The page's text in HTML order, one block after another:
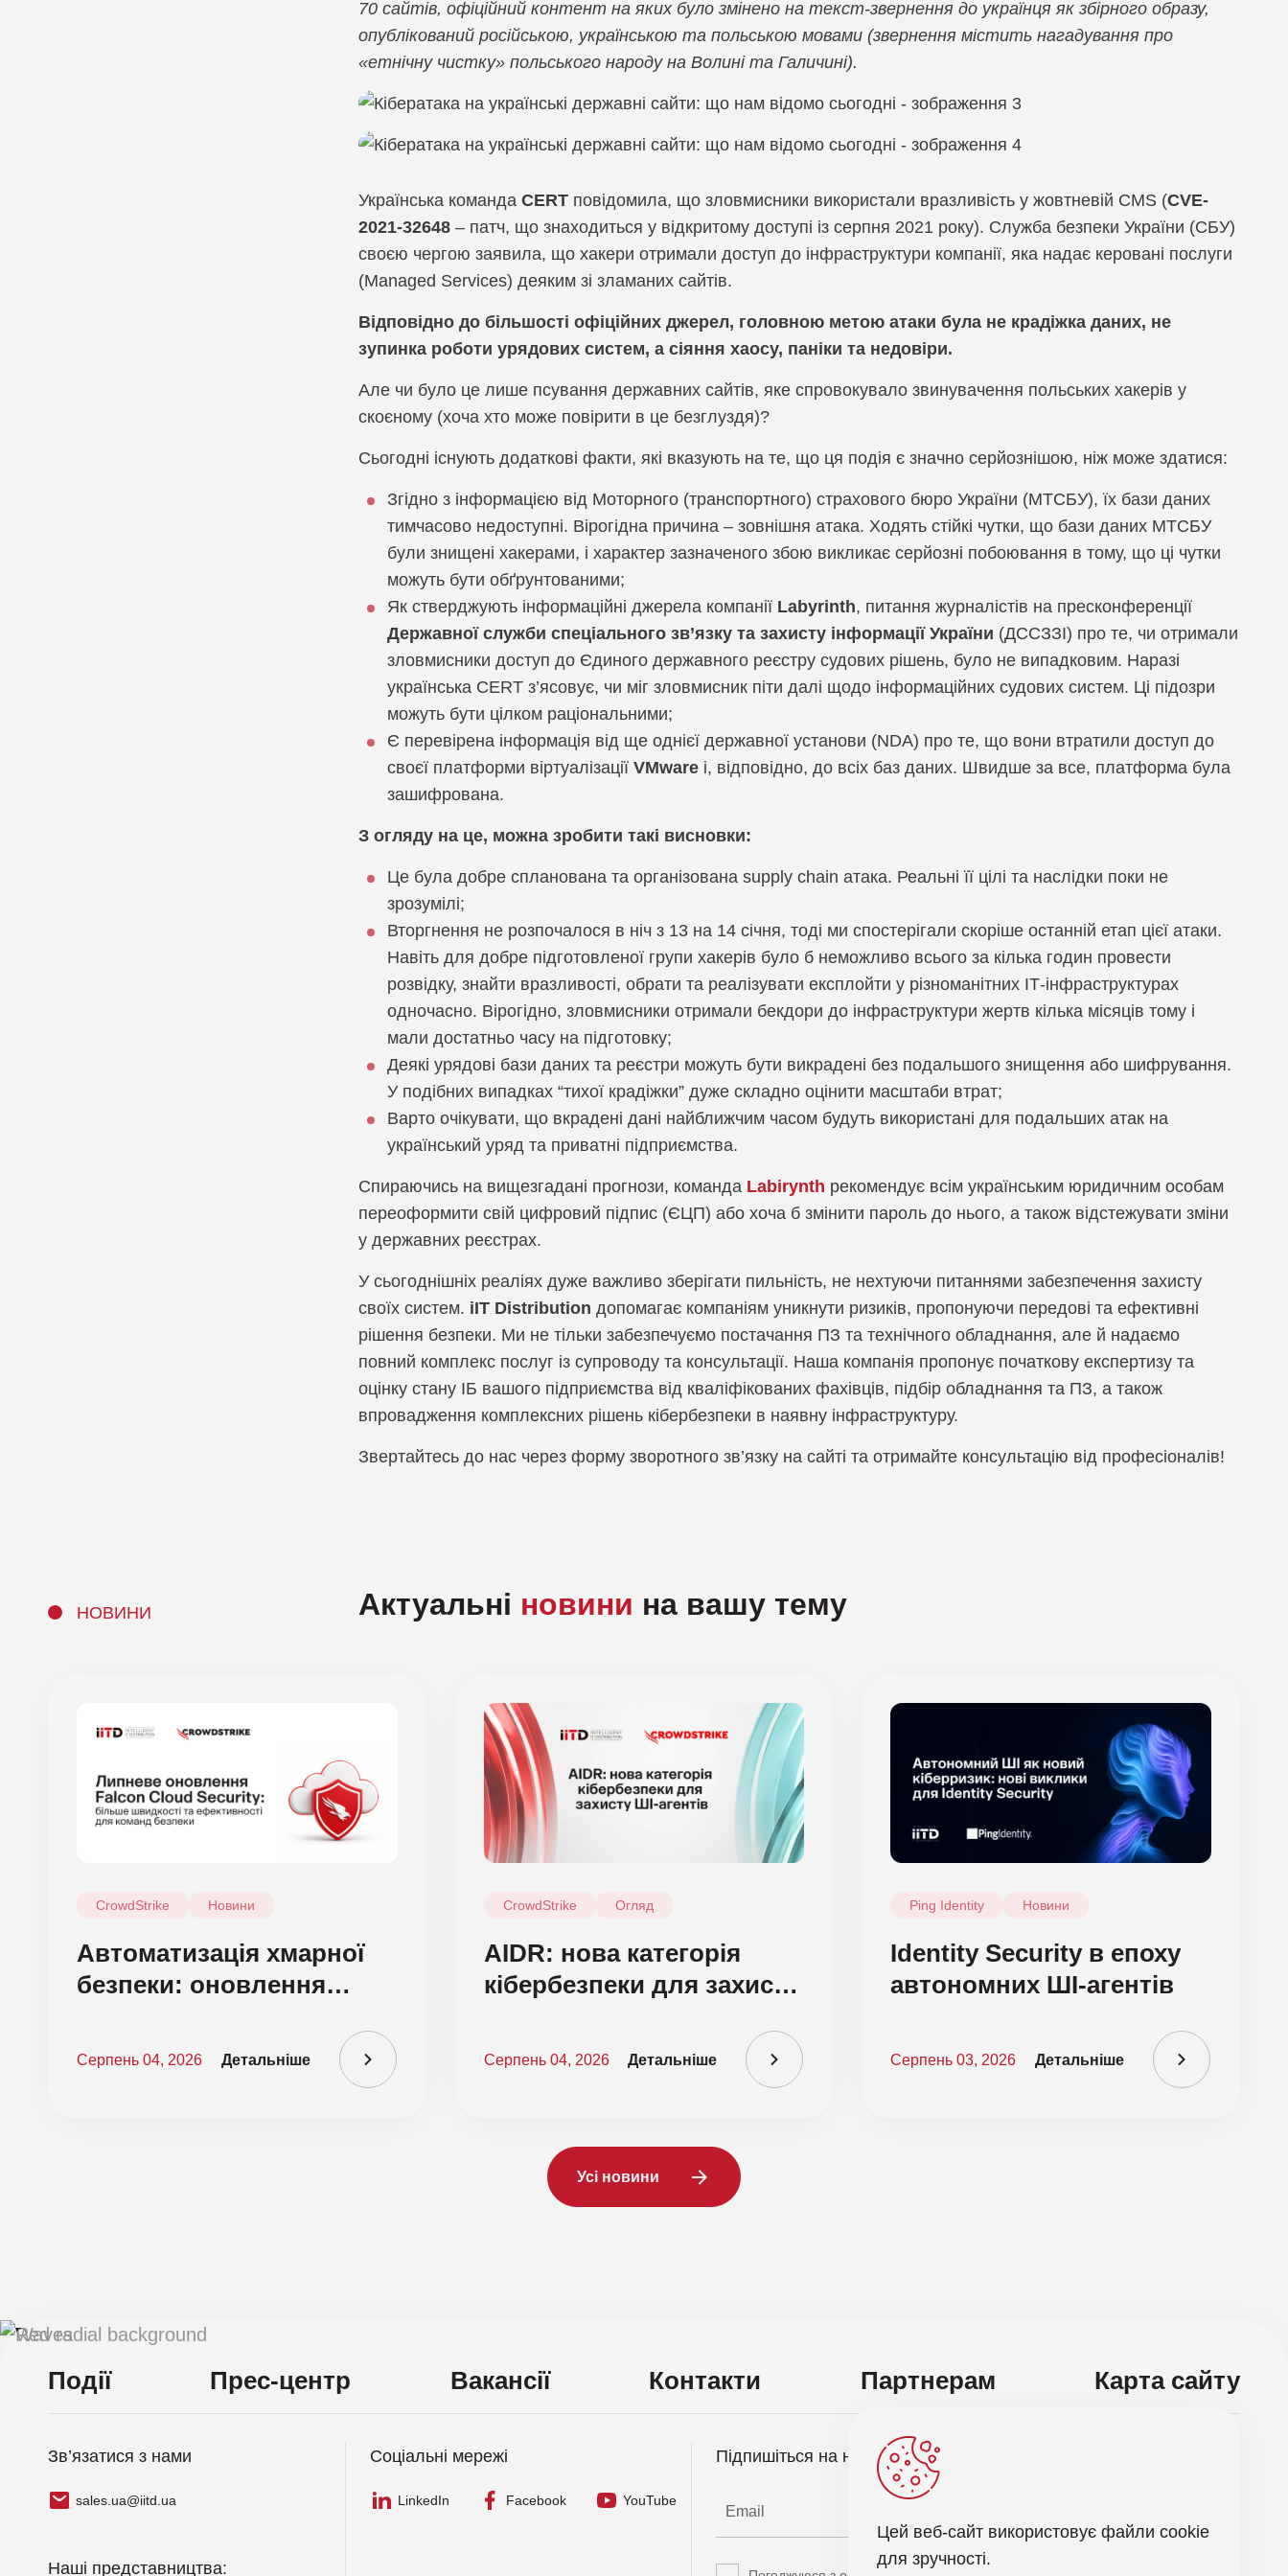
SOAR, Оркестрація, автоматизація і реагування SPM, Управління політиками безпеки
UEBA, Аналіз поведінки користувачів та суб’єктів UEM, Уніфіковане управління кінцевими пристроями
ZTNA, Доступ до мережі з нульовою довірою Видимість мережі
Захист мобільних пристроїв Зашифрований обмін миттєвими повідомленнями
Шифрування та захист баз даних
Компанія CrowdStrike
Компанія Cyber Unit Technologies
Компанія GTB technologies
Компанія Protectimus
Компанія Spin.AI
Компанія Sycope
Компанія Threema
Компанія Vectra AI
Компанія WALLIX
Компанія ZeroFox
70 сайтів, офіційний контент на яких було змінено на текст-звернення до українця як збірного образу,
опублікований російською, українською та польською мовами (звернення містить нагадування про
«етнічну чистку» польського народу на Волині та Галичині).
Українська команда CERT повідомила, що зловмисники використали вразливість у жовтневій CMS (CVE-
2021-32648 – патч, що знаходиться у відкритому доступі із серпня 2021 року). Служба безпеки України (СБУ)
своєю чергою заявила, що хакери отримали доступ до інфраструктури компанії, яка надає керовані послуги
(Managed Services) деяким зі зламаних сайтів.
Відповідно до більшості офіційних джерел, головною метою атаки була не крадіжка даних, не
зупинка роботи урядових систем, а сіяння хаосу, паніки та недовіри.
Але чи було це лише псування державних сайтів, яке спровокувало звинувачення польських хакерів у
скоєному (хоча хто може повірити в це безглуздя)?
Сьогодні існують додаткові факти, які вказують на те, що ця подія є значно серйознішою, ніж може здатися:
Згідно з інформацією від Моторного (транспортного) страхового бюро України (МТСБУ), їх бази даних
тимчасово недоступні. Вірогідна причина – зовнішня атака. Ходять стійкі чутки, що бази даних МТСБУ
були знищені хакерами, і характер зазначеного збою викликає серйозні побоювання в тому, що ці чутки
можуть бути обґрунтованими;
Як стверджують інформаційні джерела компанії Labyrinth, питання журналістів на пресконференції
Державної служби спеціального зв’язку та захисту інформації України (ДССЗЗІ) про те, чи отримали
зловмисники доступ до Єдиного державного реєстру судових рішень, було не випадковим. Наразі
українська CERT з’ясовує, чи міг зловмисник піти далі щодо інформаційних судових систем. Ці підозри
можуть бути цілком раціональними;
Є перевірена інформація від ще однієї державної установи (NDA) про те, що вони втратили доступ до
своєї платформи віртуалізації VMware і, відповідно, до всіх баз даних. Швидше за все, платформа була
зашифрована.
З огляду на це, можна зробити такі висновки:
Це була добре спланована та організована supply chain атака. Реальні її цілі та наслідки поки не
зрозумілі;
Вторгнення не розпочалося в ніч з 13 на 14 січня, тоді ми спостерігали скоріше останній етап цієї атаки.
Навіть для добре підготовленої групи хакерів було б неможливо всього за кілька годин провести
розвідку, знайти вразливості, обрати та реалізувати експлойти у різноманітних ІТ-інфраструктурах
одночасно. Вірогідно, зловмисники отримали бекдори до інфраструктури жертв кілька місяців тому і
мали достатньо часу на підготовку;
Деякі урядові бази даних та реєстри можуть бути викрадені без подальшого знищення або шифрування.
У подібних випадках “тихої крадіжки” дуже складно оцінити масштаби втрат;
Варто очікувати, що вкрадені дані найближчим часом будуть використані для подальших атак на
український уряд та приватні підприємства.
Спираючись на вищезгадані прогнози, команда Labirynth рекомендує всім українським юридичним особам
переоформити свій цифровий підпис (ЄЦП) або хоча б змінити пароль до нього, а також відстежувати зміни
у державних реєстрах.
У сьогоднішніх реаліях дуже важливо зберігати пильність, не нехтуючи питаннями забезпечення захисту
своїх систем. iIT Distribution допомагає компаніям уникнути ризиків, пропонуючи передові та ефективні
рішення безпеки. Ми не тільки забезпечуємо постачання ПЗ та технічного обладнання, але й надаємо
повний комплекс послуг із супроводу та консультації. Наша компанія пропонує початкову експертизу та
оцінку стану ІБ вашого підприємства від кваліфікованих фахівців, підбір обладнання та ПЗ, а також
впровадження комплексних рішень кібербезпеки в наявну інфраструктуру.
Звертайтесь до нас через форму зворотного зв’язку на сайті та отримайте консультацію від професіоналів!
НОВИНИ Актуальні новини на вашу тему
CrowdStrike Новини
Автоматизація хмарної
безпеки: оновлення
Security
Серпень 04, 2026 Детальніше
CrowdStrike Огляд
AIDR: нова категорія
кібербезпеки для захисту
Серпень 04, 2026 Детальніше
Ping Identity Новини
Identity Security в епоху
автономних ШІ-агентів
Серпень 03, 2026 Детальніше
Усі новини
Події Прес-центр Вакансії Контакти Партнерам Карта сайту
Зв’язатися з нами
sales.ua@iitd.ua
Наші представництва:
Соціальні мережі
LinkedIn Facebook YouTube
Підпишіться на нас і отримуйте останні новини оновлення
Цей веб-сайт використовує файли cookie
для зручності.